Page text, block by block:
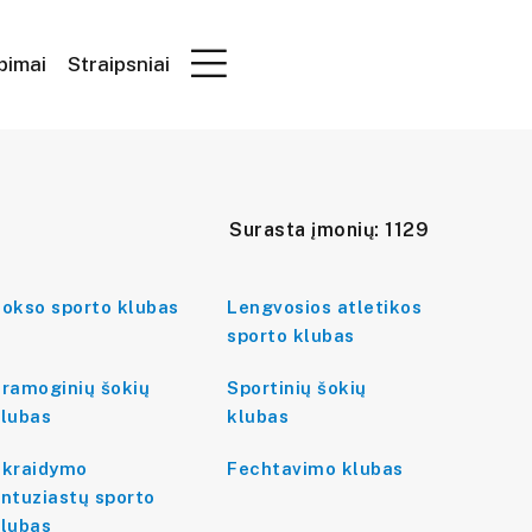
Straipsniai
Surasta įmonių: 1129
sporto klubas
Lengvosios atletikos
sporto klubas
šokių
Sportinių šokių
klubas
sporto
Fechtavimo klubas